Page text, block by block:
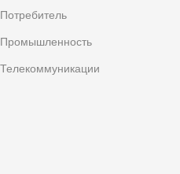
Потребитель
Промышленность
Телекоммуникации